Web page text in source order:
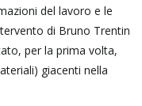
del lavoro e le
di Bruno Trentin
per la prima volta,
giacenti nella